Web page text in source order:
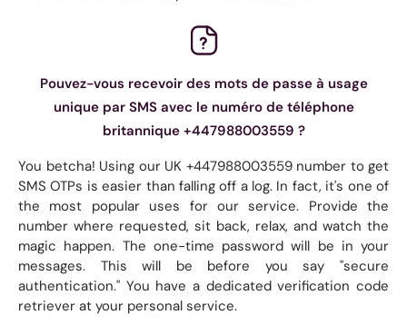
Pouvez-vous recevoir des mots de passe à usage
unique par SMS avec le numéro de téléphone
britannique +447988003559 ?
You betcha! Using our UK +447988003559 number to get
SMS OTPs is easier than falling off a log. In fact, it's one of
the most popular uses for our service. Provide the
number where requested, sit back, relax, and watch the
magic happen. The one-time password will be in your
messages. This will be before you say "secure
authentication." You have a dedicated verification code
retriever at your personal service.